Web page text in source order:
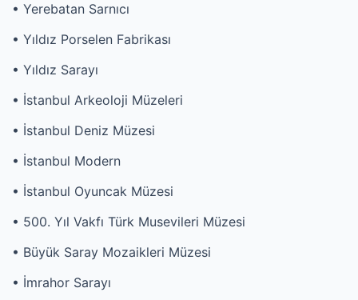
• Yerebatan Sarnıcı
• Yıldız Porselen Fabrikası
• Yıldız Sarayı
• İstanbul Arkeoloji Müzeleri
• İstanbul Deniz Müzesi
• İstanbul Modern
• İstanbul Oyuncak Müzesi
• 500. Yıl Vakfı Türk Musevileri Müzesi
• Büyük Saray Mozaikleri Müzesi
• İmrahor Sarayı